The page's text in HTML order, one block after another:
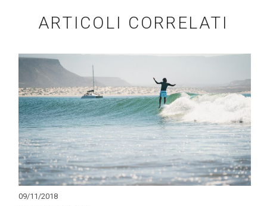
ARTICOLI CORRELATI
09/11/2018